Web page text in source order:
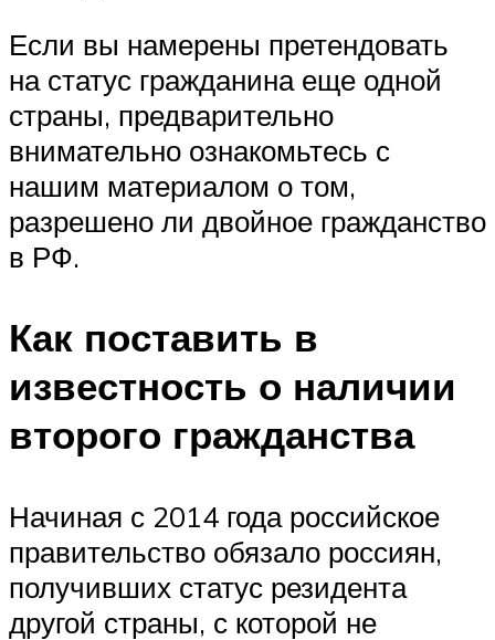
Если вы намерены претендовать
на статус гражданина еще одной
страны, предварительно
внимательно ознакомьтесь с
нашим материалом о том,
разрешено ли двойное гражданство
в РФ.
Как поставить в
известность о наличии
второго гражданства
Начиная с 2014 года российское
правительство обязало россиян,
получивших статус резидента
другой страны, с которой не